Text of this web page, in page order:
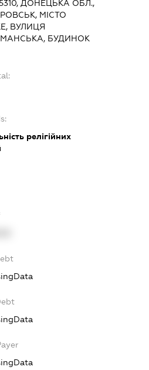
ДОНЕЦЬКА ОБЛ.,
МІСТО
ВУЛИЦЯ
БУДИНОК
релігійних